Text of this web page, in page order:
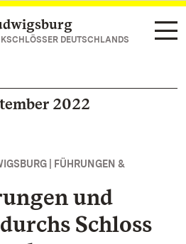
DEUTSCHLANDS
2022
| FÜHRUNGEN &
und
Schloss